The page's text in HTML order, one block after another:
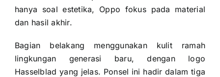
hanya soal estetika, Oppo fokus pada material
dan hasil akhir.
Bagian belakang menggunakan kulit ramah
lingkungan generasi baru, dengan logo
Hasselblad yang jelas. Ponsel ini hadir dalam tiga